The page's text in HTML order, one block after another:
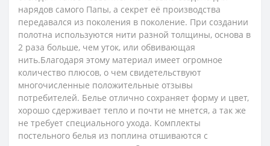
нарядов самого Папы, а секрет её производства
передавался из поколения в поколение. При создании
полотна используются нити разной толщины, основа в
2 раза больше, чем уток, или обвивающая
нить.Благодаря этому материал имеет огромное
количество плюсов, о чем свидетельствуют
многочисленные положительные отзывы
потребителей. Белье отлично сохраняет форму и цвет,
хорошо сдерживает тепло и почти не мнется, а так же
не требует специального ухода. Комплекты
постельного белья из поплина отшиваются с